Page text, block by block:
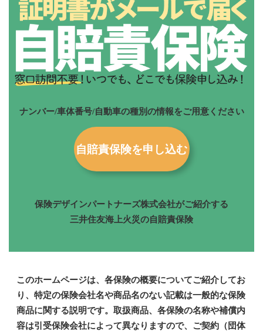
ナンバー/車体番号/自動車の種別の情報をご用意ください
自賠責保険を申し込む
保険デザインパートナーズ株式会社がご紹介する
三井住友海上火災の自賠責保険
このホームページは、各保険の概要についてご紹介してお
り、特定の保険会社名や商品名のない記載は一般的な保険
商品に関する説明です。取扱商品、各保険の名称や補償内
容は引受保険会社によって異なりますので、ご契約（団体